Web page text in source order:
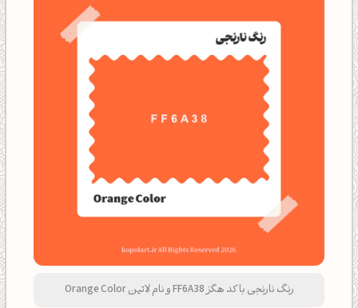
رنگ نارنجی با کد هگز FF6A38 و نام لاتین Orange Color